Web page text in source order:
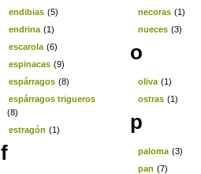
endibias (5)
endrina (1)
escarola (6)
espinacas (9)
espárragos (8)
espárragos trigueros
(8)
estragón (1)
f
necoras (1)
nueces (3)
o
oliva (1)
ostras (1)
p
paloma (3)
pan (7)